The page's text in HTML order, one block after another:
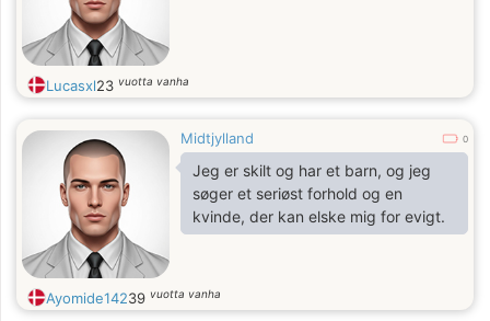
Lucasxl23 vuotta vanha
Midtjylland 0
Jeg er skilt og har et barn, og jeg
søger et seriøst forhold og en
kvinde, der kan elske mig for evigt.
Ayomide14239 vuotta vanha